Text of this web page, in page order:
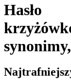
Hasło